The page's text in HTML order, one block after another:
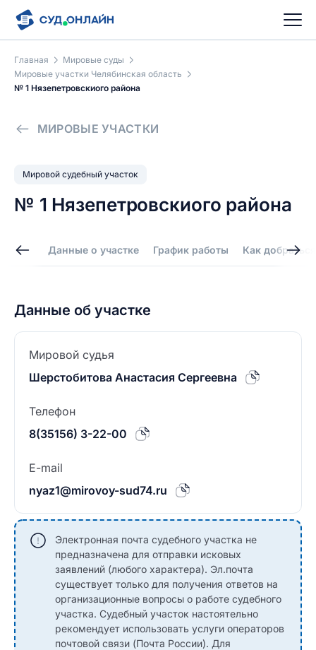
Главная
Мировые суды
Мировые участки Челябинская область
№ 1 Нязепетровскиого района
МИРОВЫЕ УЧАСТКИ
Мировой судебный участок
№ 1 Нязепетровскиого района
Данные о участке График работы Как добраться
Данные об участке
Мировой судья
Шерстобитова Анастасия Сергеевна
Телефон
8(35156) 3-22-00
E-mail
nyaz1@mirovoy-sud74.ru
Электронная почта судебного участка не
предназначена для отправки исковых
заявлений (любого характера). Эл.почта
существует только для получения ответов на
организационные вопросы о работе судебного
участка. Судебный участок настоятельно
рекомендует использовать услуги операторов
почтовой связи (Почта России). Для